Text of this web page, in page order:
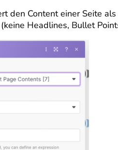
den Content einer Seite
Headlines, Bullet